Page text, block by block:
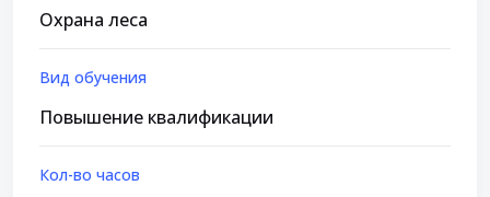
Охрана леса
Вид обучения
Повышение квалификации
Кол-во часов